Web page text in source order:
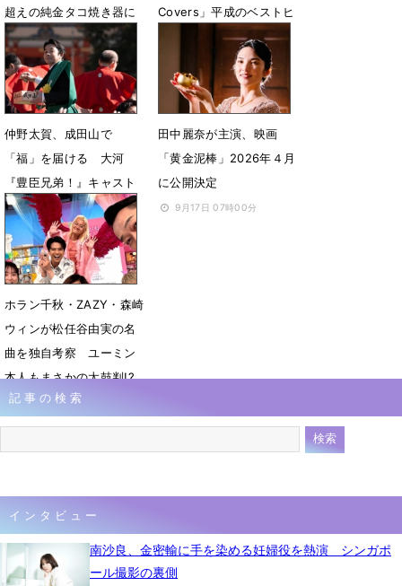
超えの純金タコ焼き器に
緊張「ご利益が」
3月3日 08時59分
Covers」平成のベストヒ
ットSONG特集
2月17日 19時19分
仲野太賀、成田山で
「福」を届ける 大河
『豊臣兄弟！』キャスト
が節分会に登場
2月4日 07時00分
田中麗奈が主演、映画
「黄金泥棒」2026年４月
に公開決定
9月17日 07時00分
ホラン千秋・ZAZY・森崎
ウィンが松任谷由実の名
曲を独自考察 ユーミン
本人もまさかの太鼓判!?
8月5日 18時00分
記事の検索
インタビュー
南沙良、金密輸に手を染める妊婦役を熱演 シンガポ
ール撮影の裏側